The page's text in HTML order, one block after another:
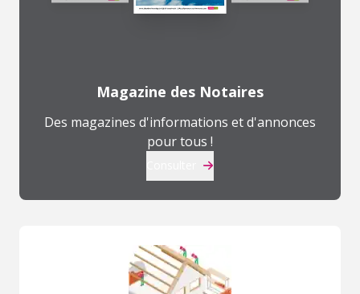
Magazine des Notaires
Des magazines d'informations et d'annonces
pour tous !